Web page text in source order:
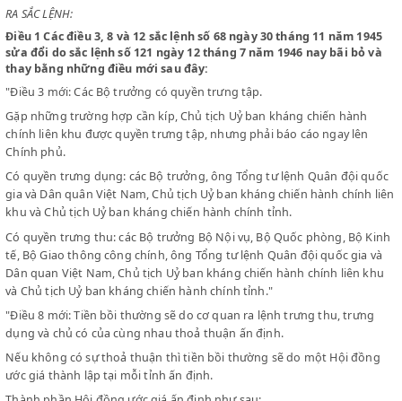
Chiểu quyết nghị của Hội đồng quốc phòng tối cao;
Theo quyết nghị của Hội đồng Chính phủ sau khi Ban thường trực
thoả thuận;
RA SẮC LỆNH:
Điều 1 Các điều 3, 8 và 12 sắc lệnh số 68 ngày 30 tháng 11 năm
sửa đổi do sắc lệnh số 121 ngày 12 tháng 7 năm 1946 nay bãi
thay bằng những điều mới sau đây:
"Điều 3 mới: Các Bộ trưởng có quyền trưng tập.
Gặp những trường hợp cần kíp, Chủ tịch Uỷ ban kháng chiến
chính liên khu được quyền trưng tập, nhưng phải báo cáo ngay
Chính phủ.
Có quyền trưng dụng: các Bộ trưởng, ông Tổng tư lệnh Quân đội
gia và Dân quân Việt Nam, Chủ tịch Uỷ ban kháng chiến hành
Có quyền trưng thu: các Bộ trưởng Bộ Nội vụ, Bộ Quốc phòng,
tế, Bộ Giao thông công chính, ông Tổng tư lệnh Quân đội quốc
Dân quan Việt Nam, Chủ tịch Uỷ ban kháng chiến hành chính
và Chủ tịch Uỷ ban kháng chiến hành chính tỉnh."